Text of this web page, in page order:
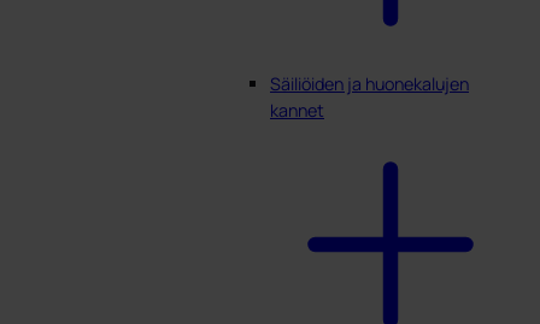
Säiliöiden ja huonekalujen
kannet